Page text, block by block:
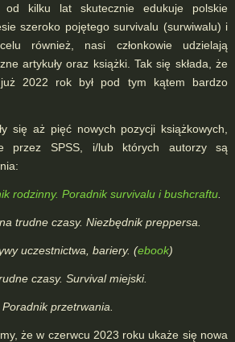
od kilku lat skutecznie edukuje polskie
szeroko pojętego survivalu (surwiwalu) i
również, nasi członkowie udzielają
artykuły oraz książki. Tak się składa, że
już 2022 rok był pod tym kątem bardzo
się aż pięć nowych pozycji książkowych,
przez SPSS, i/lub których autorzy są
rodzinny. Poradnik survivalu i bushcraftu.
trudne czasy. Niezbędnik preppersa.
uczestnictwa, bariery. (ebook)
czasy. Survival miejski.
przetrwania.
że w czerwcu 2023 roku ukaże się nowa